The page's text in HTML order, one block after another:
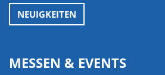
NEUIGKEITEN
MESSEN & EVENTS